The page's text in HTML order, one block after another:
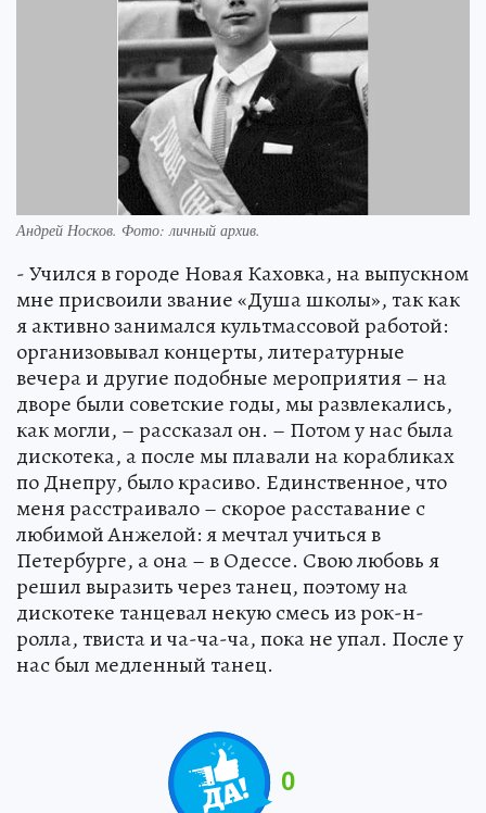
Андрей Носков. Фото: личный архив.
- Учился в городе Новая Каховка, на выпускном
мне присвоили звание «Душа школы», так как
я активно занимался культмассовой работой:
организовывал концерты, литературные
вечера и другие подобные мероприятия – на
дворе были советские годы, мы развлекались,
как могли, – рассказал он. – Потом у нас была
дискотека, а после мы плавали на корабликах
по Днепру, было красиво. Единственное, что
меня расстраивало – скорое расставание с
любимой Анжелой: я мечтал учиться в
Петербурге, а она – в Одессе. Свою любовь я
решил выразить через танец, поэтому на
дискотеке танцевал некую смесь из рок-н-
ролла, твиста и ча-ча-ча, пока не упал. После у
нас был медленный танец.
0